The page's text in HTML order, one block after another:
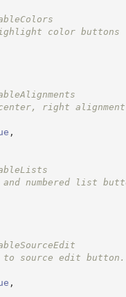
color buttons
right alignment
,
numbered list
source edit button.
,